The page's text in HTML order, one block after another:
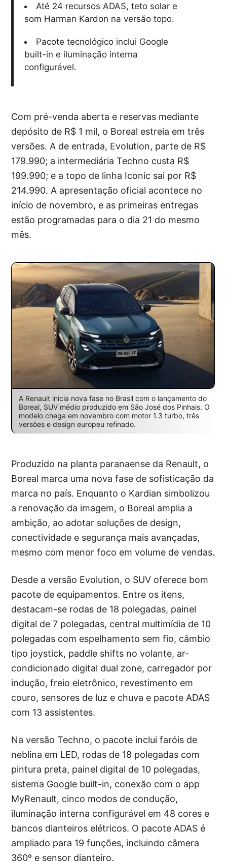
Até 24 recursos ADAS, teto solar e
som Harman Kardon na versão topo.
Pacote tecnológico inclui Google
built-in e iluminação interna
configurável.
Com pré-venda aberta e reservas mediante
depósito de R$ 1 mil, o Boreal estreia em três
versões. A de entrada, Evolution, parte de R$
179.990; a intermediária Techno custa R$
199.990; e a topo de linha Iconic sai por R$
214.990. A apresentação oficial acontece no
início de novembro, e as primeiras entregas
estão programadas para o dia 21 do mesmo
mês.
A Renault inicia nova fase no Brasil com o lançamento do
Boreal, SUV médio produzido em São José dos Pinhais. O
modelo chega em novembro com motor 1.3 turbo, três
versões e design europeu refinado.
Produzido na planta paranaense da Renault, o
Boreal marca uma nova fase de sofisticação da
marca no país. Enquanto o Kardian simbolizou
a renovação da imagem, o Boreal amplia a
ambição, ao adotar soluções de design,
conectividade e segurança mais avançadas,
mesmo com menor foco em volume de vendas.
Desde a versão Evolution, o SUV oferece bom
pacote de equipamentos. Entre os itens,
destacam-se rodas de 18 polegadas, painel
digital de 7 polegadas, central multimídia de 10
polegadas com espelhamento sem fio, câmbio
tipo joystick, paddle shifts no volante, ar-
condicionado digital dual zone, carregador por
indução, freio eletrônico, revestimento em
couro, sensores de luz e chuva e pacote ADAS
com 13 assistentes.
Na versão Techno, o pacote inclui faróis de
neblina em LED, rodas de 18 polegadas com
pintura preta, painel digital de 10 polegadas,
sistema Google built-in, conexão com o app
MyRenault, cinco modos de condução,
iluminação interna configurável em 48 cores e
bancos dianteiros elétricos. O pacote ADAS é
ampliado para 19 funções, incluindo câmera
360º e sensor dianteiro.